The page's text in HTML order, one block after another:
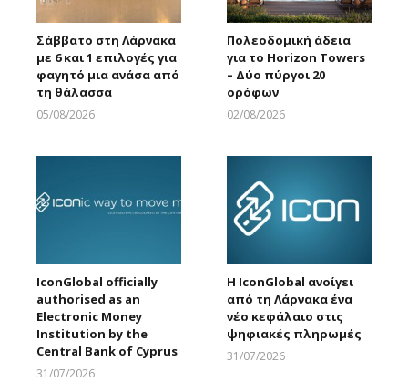
Σάββατο στη Λάρνακα
με 6 και 1 επιλογές για
φαγητό μια ανάσα από
τη θάλασσα
05/08/2026
Πολεοδομική άδεια
για το Horizon Towers
– Δύο πύργοι 20
ορόφων
02/08/2026
IconGlobal officially
authorised as an
Electronic Money
Institution by the
Central Bank of Cyprus
31/07/2026
Η IconGlobal ανοίγει
από τη Λάρνακα ένα
νέο κεφάλαιο στις
ψηφιακές πληρωμές
31/07/2026